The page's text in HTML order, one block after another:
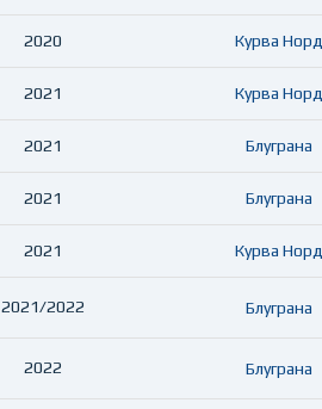
2020 Курва Норд
2021 Курва Норд
2021 Блуграна
2021 Блуграна
2021 Курва Норд
2021/2022 Блуграна
2022 Блуграна